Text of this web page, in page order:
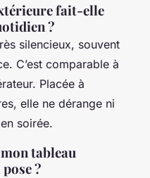
fait-elle
?
silencieux, souvent
C’est comparable à
Placée à
elle ne dérange ni
soirée.
tableau
?